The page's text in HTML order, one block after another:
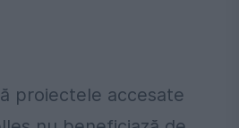
proiectele accesate